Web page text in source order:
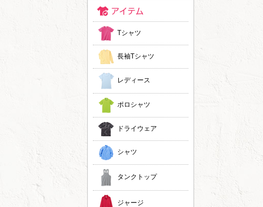
Tシャツ
長袖Tシャツ
レディース
ポロシャツ
ドライウェア
シャツ
タンクトップ
ジャージ